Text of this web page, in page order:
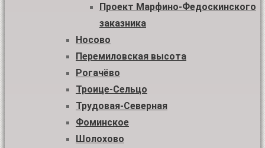
Проект Марфино-Федоскинского
заказника
Носово
Перемиловская высота
Рогачёво
Троице-Сельцо
Трудовая-Северная
Фоминское
Шолохово